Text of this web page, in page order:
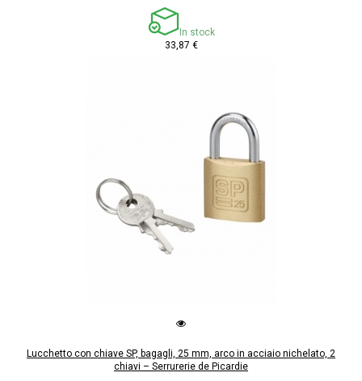
In stock
33,87 €
Lucchetto con chiave SP, bagagli, 25 mm, arco in acciaio nichelato, 2
chiavi – Serrurerie de Picardie